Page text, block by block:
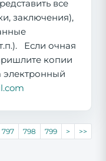
все
заключения),
Если очная
копии
электронный
797 798 799 > >>